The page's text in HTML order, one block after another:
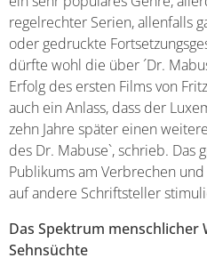
regelrechter Serien, allenfalls
oder gedruckte
dürfte wohl die über ´Dr.
Erfolg des ersten Films von
auch ein Anlass, dass der
zehn Jahre später einen
des Dr. Mabuse`, schrieb. Das
Publikums am Verbrechen
auf andere Schriftsteller
Das Spektrum menschlicher
Sehnsüchte